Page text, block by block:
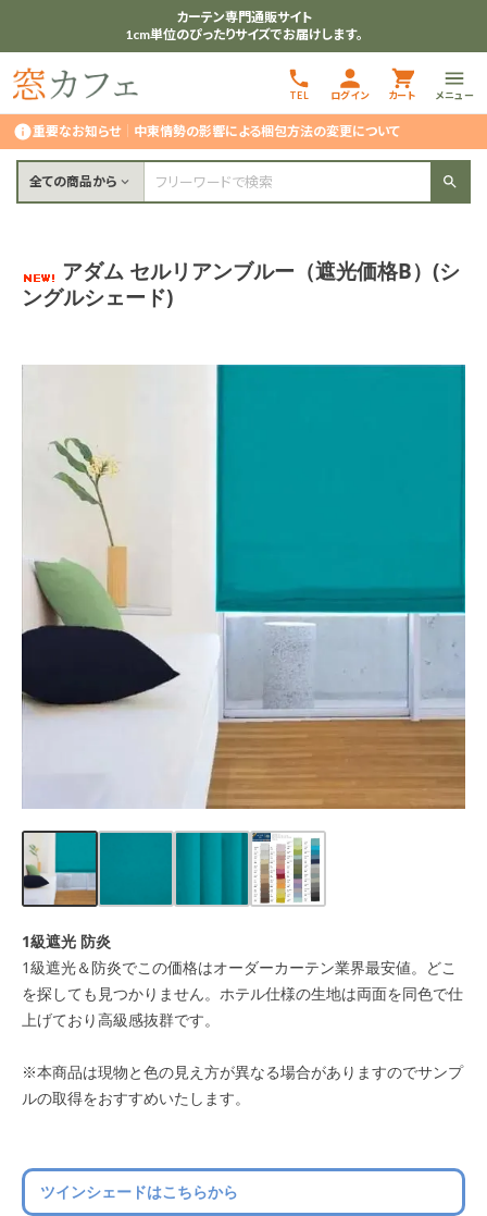
カーテン専門通販サイト
1cm単位のぴったりサイズでお届けします。
TEL ログイン カート メニュー
重要なお知らせ｜ 中東情勢の影響による梱包方法の変更について
全ての商品から
アダム セルリアンブルー（遮光価格B）(シ
ングルシェード)
1級遮光 防炎
1級遮光＆防炎でこの価格はオーダーカーテン業界最安値。どこ
を探しても見つかりません。ホテル仕様の生地は両面を同色で仕
上げており高級感抜群です。
※本商品は現物と色の見え方が異なる場合がありますのでサンプ
ルの取得をおすすめいたします。
ツインシェードはこちらから